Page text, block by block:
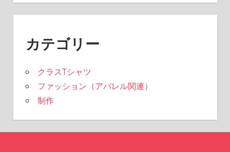
カテゴリー
クラスTシャツ
ファッション（アパレル関連）
制作